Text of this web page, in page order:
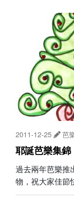
2011-12-25 芭
耶誕芭樂集錦
過去兩年芭樂推
物，祝大家佳節